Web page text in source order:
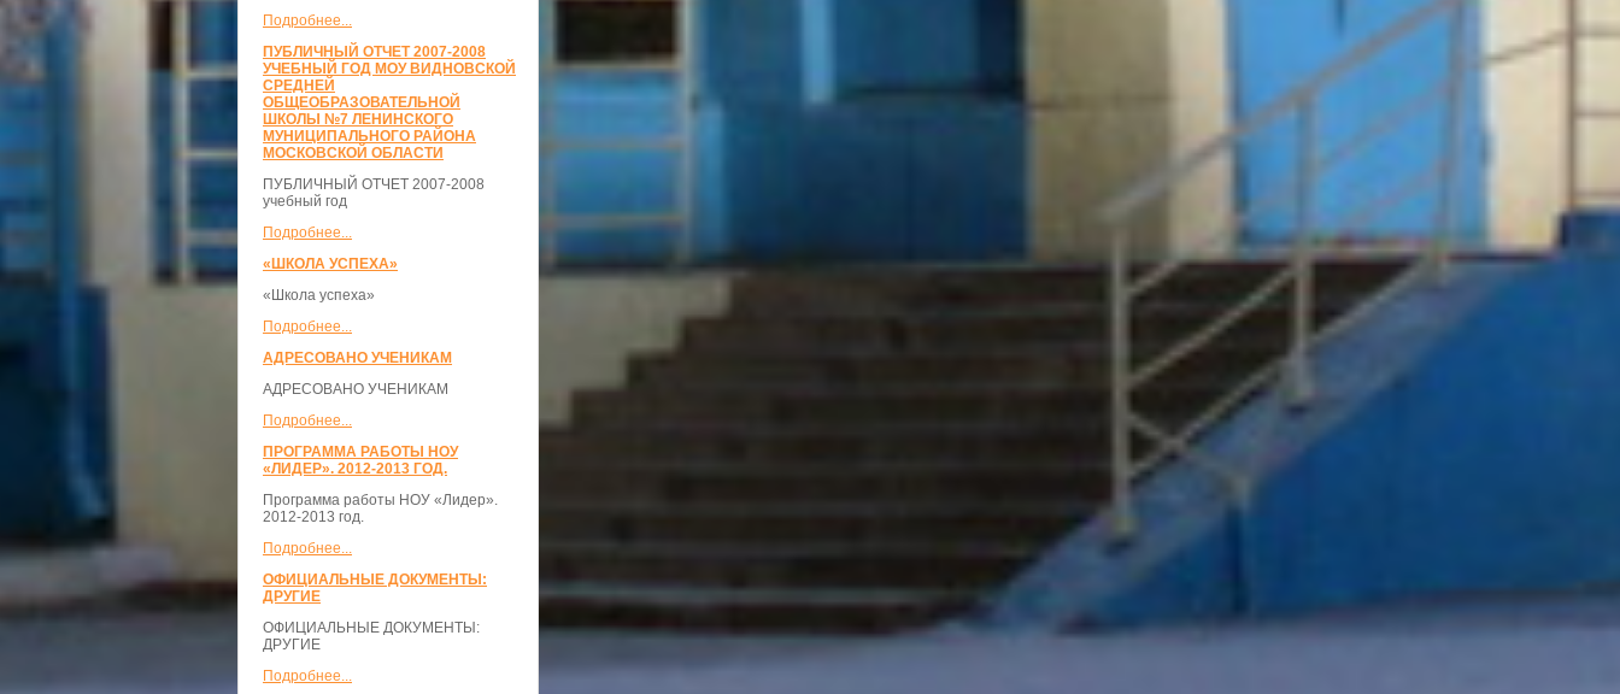
Подробнее...
ПУБЛИЧНЫЙ ОТЧЕТ 2007-2008
УЧЕБНЫЙ ГОД МОУ ВИДНОВСКОЙ
СРЕДНЕЙ
ОБЩЕОБРАЗОВАТЕЛЬНОЙ
ШКОЛЫ №7 ЛЕНИНСКОГО
МУНИЦИПАЛЬНОГО РАЙОНА
МОСКОВСКОЙ ОБЛАСТИ
ПУБЛИЧНЫЙ ОТЧЕТ 2007-2008
учебный год
Подробнее...
«ШКОЛА УСПЕХА»
«Школа успеха»
Подробнее...
АДРЕСОВАНО УЧЕНИКАМ
АДРЕСОВАНО УЧЕНИКАМ
Подробнее...
ПРОГРАММА РАБОТЫ НОУ
«ЛИДЕР». 2012-2013 ГОД.
Программа работы НОУ «Лидер».
2012-2013 год.
Подробнее...
ОФИЦИАЛЬНЫЕ ДОКУМЕНТЫ:
ДРУГИЕ
ОФИЦИАЛЬНЫЕ ДОКУМЕНТЫ:
ДРУГИЕ
Подробнее...